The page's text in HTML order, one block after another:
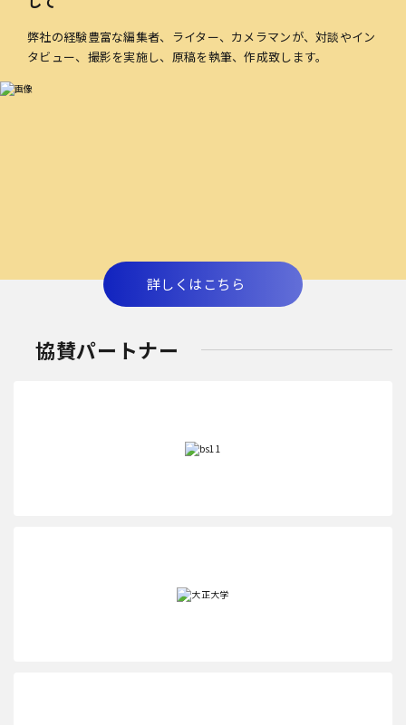
弊社の経験豊富な編集者、ライター、カメラマンが、対談やイン
タビュー、撮影を実施し、原稿を執筆、作成致します。
詳しくはこちら
協賛パートナー